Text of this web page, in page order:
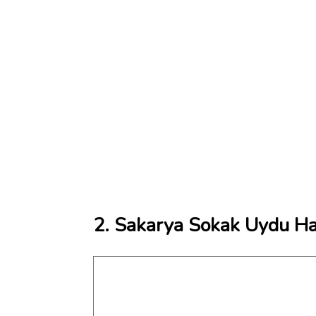
2. Sakarya Sokak Uydu